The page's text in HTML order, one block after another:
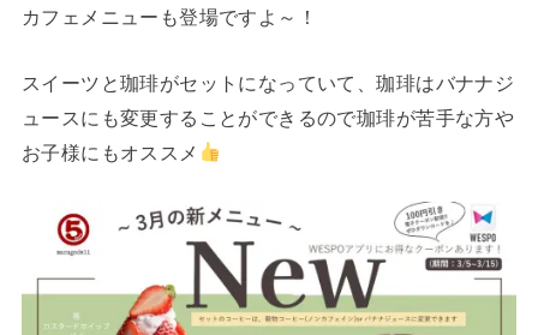
カフェメニューも登場ですよ～！
スイーツと珈琲がセットになっていて、珈琲はバナナジ
ュースにも変更することができるので珈琲が苦手な方や
お子様にもオススメ